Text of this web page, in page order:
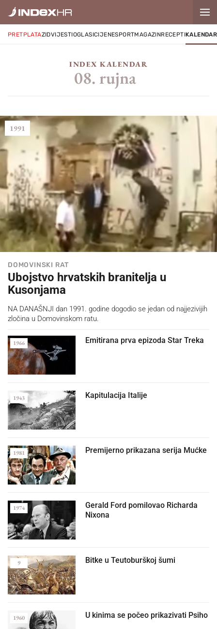
PRETPLATAZIDVIJESTIOGLASICIJENESPORTMAGAZINRECEPTIKALENDAR
INDEX KALENDAR
08. rujna
DOMOVINSKI RAT
Ubojstvo hrvatskih branitelja u
Kusonjama
1991
NA DANAŠNJI dan 1991. godine dogodio se jedan od najjezivijih
zločina u Domovinskom ratu.
Emitirana prva epizoda Star Treka
1966
Kapitulacija Italije
1943
Premijerno prikazana serija Mućke
1981
Gerald Ford pomilovao Richarda
Nixona
1974
Bitke u Teutoburškoj šumi
9
U kinima se počeo prikazivati Psiho
1960